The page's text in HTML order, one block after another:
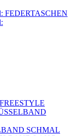
FEDERTASCHEN
SCHMAL